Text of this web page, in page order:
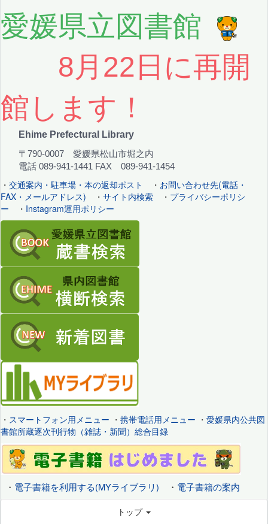
愛媛県立図書館
8月22日に再開
館します！
Ehime Prefectural Library
〒790-0007 愛媛県松山市堀之内
電話 089-941-1441 FAX 089-941-1454
・ 交通案内・駐車場・本の返却ポスト ・ お問い合わせ先(電話・
FAX・メールアドレス) ・ サイト内検索 ・ プライバシーポリシ
ー ・ Instagram運用ポリシー
・ スマートフォン用メニュー ・ 携帯電話用メニュー ・ 愛媛県内公共図
書館所蔵逐次刊行物（雑誌・新聞）総合目録
・ 電子書籍を利用する(MYライブラリ) ・ 電子書籍の案内
トップ